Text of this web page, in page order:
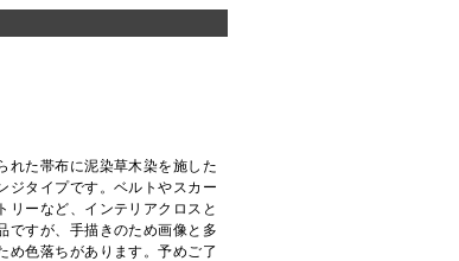
れた帯布に泥染草木染を施した
ジタイプです。ベルトやスカー
リーなど、インテリアクロスと
ですが、手描きのため画像と多
め色落ちがあります。予めご了